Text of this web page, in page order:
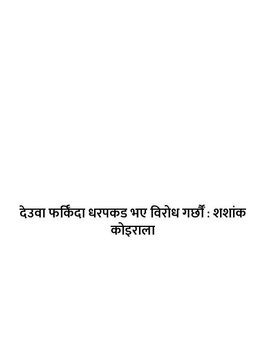
देउवा फर्किँदा धरपकड भए विरोध गर्छौँं : शशांक
कोइराला